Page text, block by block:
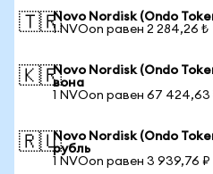
🇹🇷Novo Nordisk (Ondo
1 NVOon равен 2 284,26 ₺
🇰🇷Novo Nordisk (Ondo
вона
1 NVOon равен 67
🇷🇺Novo Nordisk (Ondo
рубль
1 NVOon равен 3 939,76 ₽